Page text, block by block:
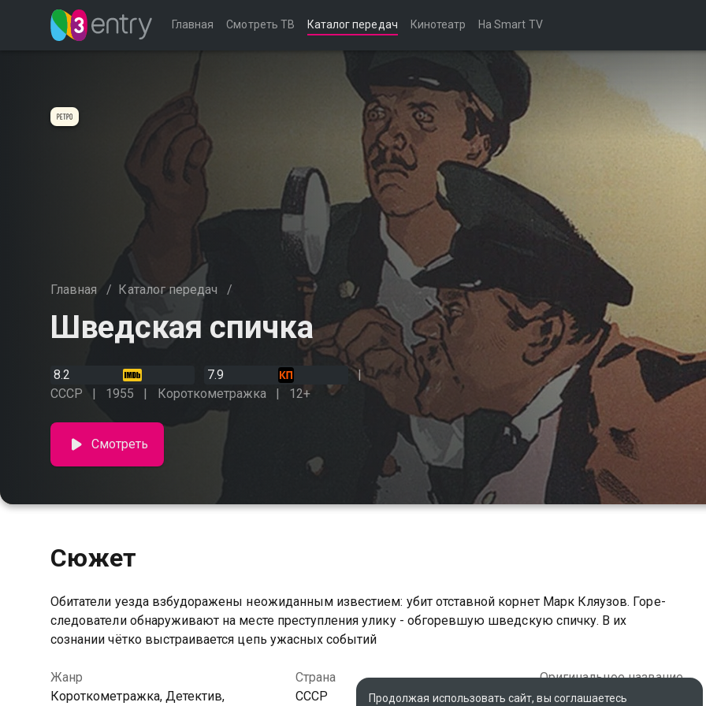
Главная Смотреть ТВ Каталог передач Кинотеатр На Smart TV
Главная / Каталог передач /
Шведская спичка
8.2
7.9
СССР
1955 Короткометражка 12+
Смотреть
Сюжет
Обитатели уезда взбудоражены неожиданным известием: убит отставной корнет Марк Кляузов. Горе-
следователи обнаруживают на месте преступления улику - обгоревшую шведскую спичку. В их
сознании чётко выстраивается цепь ужасных событий
Жанр
Короткометражка, Детектив,
Страна
СССР
Оригинальное название
The Swedish Match
Продолжая использовать сайт, вы соглашаетесь